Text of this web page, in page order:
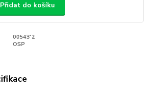
Přidat do košíku
00543'2
OSP